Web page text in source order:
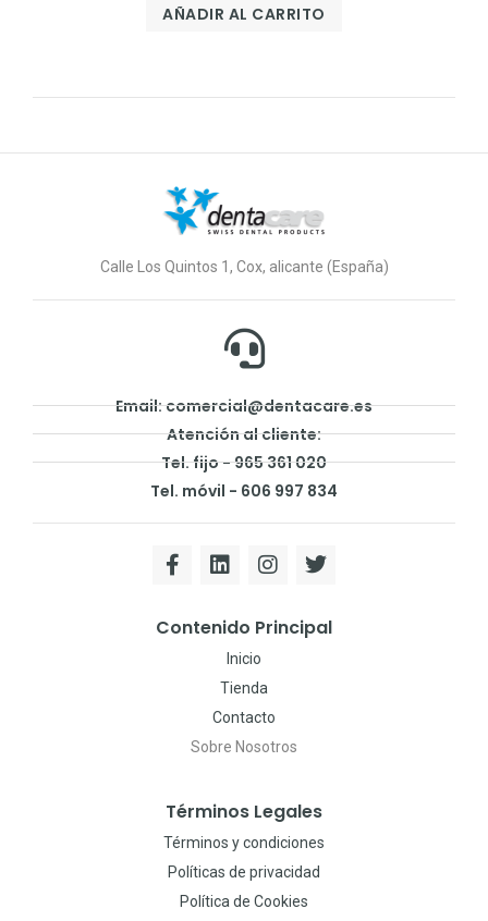
AÑADIR AL CARRITO
Calle Los Quintos 1, Cox, alicante (España)
Email: comercial@dentacare.es
Atención al cliente:
Tel. fijo - 965 361 020
Tel. móvil - 606 997 834
Contenido Principal
Inicio
Tienda
Contacto
Sobre Nosotros
Términos Legales
Términos y condiciones
Políticas de privacidad
Política de Cookies